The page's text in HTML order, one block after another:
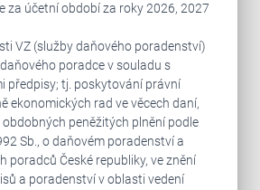
za účetní období za roky 2026, 2027
VZ (služby daňového poradenství)
poradce v souladu s
předpisy; tj. poskytování právní
ekonomických rad ve věcech daní,
peněžitých plnění podle
Sb., o daňovém poradenství a
poradců České republiky, ve znění
a poradenství v oblasti vedení